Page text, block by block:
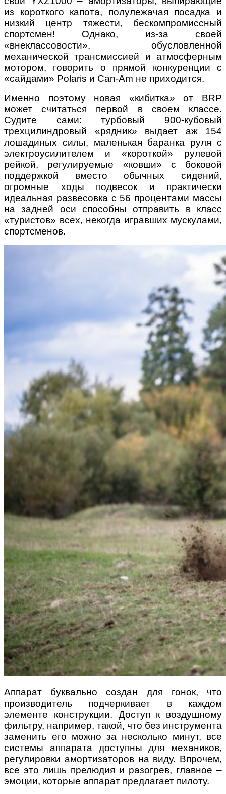
из короткого капота, полулежачая посадка и
низкий центр тяжести, бескомпромиссный
спортсмен! Однако, из-за своей
«внеклассовости», обусловленной
механической трансмиссией и атмосферным
мотором, говорить о прямой конкуренции с
«сайдами» Polaris и Can-Am не приходится.
Именно поэтому новая «кибитка» от BRP
может считаться первой в своем классе.
Судите сами: турбовый 900-кубовый
трехцилиндровый «рядник» выдает аж 154
лошадиных силы, маленькая баранка руля с
электроусилителем и «короткой» рулевой
рейкой, регулируемые «ковши» с боковой
поддержкой вместо обычных сидений,
огромные ходы подвесок и практически
идеальная развесовка с 56 процентами массы
на задней оси способны отправить в класс
«туристов» всех, некогда игравших мускулами,
спортсменов.
Аппарат буквально создан для гонок, что
производитель подчеркивает в каждом
элементе конструкции. Доступ к воздушному
фильтру, например, такой, что без инструмента
заменить его можно за несколько минут, все
системы аппарата доступны для механиков,
регулировки амортизаторов на виду. Впрочем,
все это лишь прелюдия и разогрев, главное –
эмоции, которые аппарат предлагает пилоту.